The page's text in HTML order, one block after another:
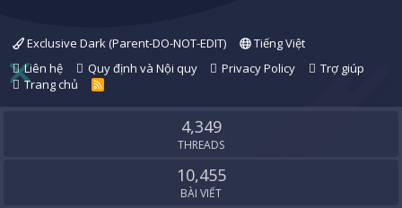
Exclusive Dark (Parent-DO-NOT-EDIT)
Tiếng Việt
Liên hệ
Quy định và Nội quy Privacy Policy
Trợ giúp
Trang chủ
R
S
4,349
THREADS
10,455
BÀI VIẾT